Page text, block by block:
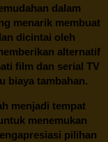
dalam
menarik membuat
dicintai oleh
alternatif
film dan serial TV
biaya tambahan.
menjadi tempat
menemukan
pilihan